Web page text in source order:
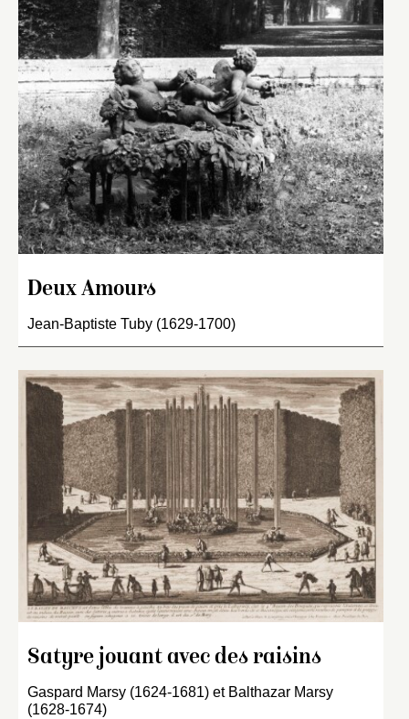
Deux Amours
Jean-Baptiste Tuby (1629-1700)
Satyre jouant avec des raisins
Gaspard Marsy (1624-1681) et Balthazar Marsy
(1628-1674)